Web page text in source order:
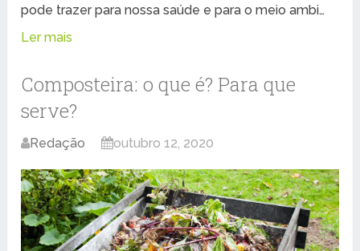
pode trazer para nossa saúde e para o meio ambi…
Ler mais
Composteira: o que é? Para que
serve?
Redação outubro 12, 2020